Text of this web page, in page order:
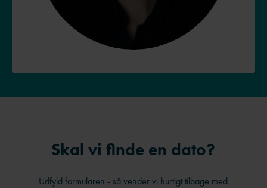
Skal vi finde en dato?
Udfyld formularen - så vender vi hurtigt tilbage med